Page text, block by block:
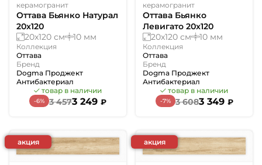
керамогранит
Оттава Бьянко Натурал
20x120
20x120 см
10 мм
Коллекция
Оттава
Бренд
Dogma Проджект
Антибактериал
товар в наличии
-6% 3 4573 249 ₽
керамогранит
Оттава Бьянко
Левигато 20x120
20x120 см
10 мм
Коллекция
Оттава
Бренд
Dogma Проджект
Антибактериал
товар в наличии
-7% 3 6083 349 ₽
акция акция